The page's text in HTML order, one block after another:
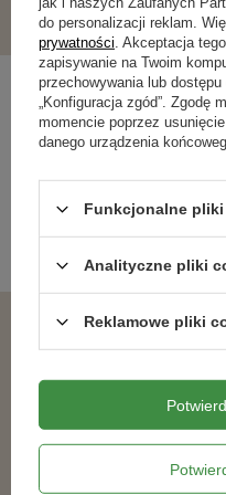
Bestsellery
Miedzian 50 WP środek zwalczający
choroby warzyw i owoców 100 g
do personalizacji reklam.
prywatności . Akceptacja
zapisywanie na Twoim
przechowywania lub
„Konfiguracja zgód”. Zgodę
momencie poprzez
danego urządzenia
Funkcjonalne
Analityczne pliki
Reklamowe pliki